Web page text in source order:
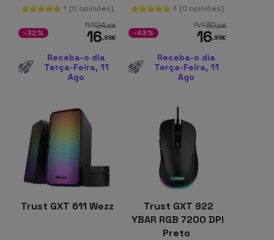
1 (0 opiniões)
PVR24,99€
16,95€
-32%
Receba-o dia
Terça-Feira, 11
Ago
3 (0 opiniões)
PVR30,00€
16,95€
-43%
Receba-o dia
Terça-Feira, 11
Ago
Trust GXT 611 Wezz
Trust GXT 922
YBAR RGB 7200 DPI
Preto